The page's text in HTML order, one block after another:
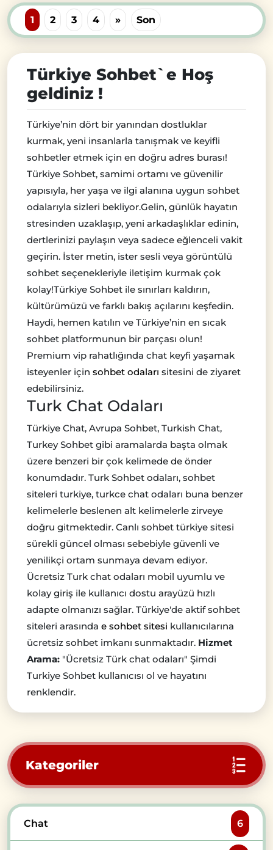
1 2 3 4 » Son
Türkiye Sohbet`e Hoş
geldiniz !
Türkiye’nin dört bir yanından dostluklar
kurmak, yeni insanlarla tanışmak ve keyifli
sohbetler etmek için en doğru adres burası!
Türkiye Sohbet, samimi ortamı ve güvenilir
yapısıyla, her yaşa ve ilgi alanına uygun sohbet
odalarıyla sizleri bekliyor.Gelin, günlük hayatın
stresinden uzaklaşıp, yeni arkadaşlıklar edinin,
dertlerinizi paylaşın veya sadece eğlenceli vakit
geçirin. İster metin, ister sesli veya görüntülü
sohbet seçenekleriyle iletişim kurmak çok
kolay!Türkiye Sohbet ile sınırları kaldırın,
kültürümüzü ve farklı bakış açılarını keşfedin.
Haydi, hemen katılın ve Türkiye’nin en sıcak
sohbet platformunun bir parçası olun!
Premium vip rahatlığında chat keyfi yaşamak
isteyenler için sohbet odaları sitesini de ziyaret
edebilirsiniz.
Turk Chat Odaları
Türkiye Chat, Avrupa Sohbet, Turkish Chat,
Turkey Sohbet gibi aramalarda başta olmak
üzere benzeri bir çok kelimede de önder
konumdadır. Turk Sohbet odaları, sohbet
siteleri turkiye, turkce chat odaları buna benzer
kelimelerle beslenen alt kelimelerle zirveye
doğru gitmektedir. Canlı sohbet türkiye sitesi
sürekli güncel olması sebebiyle güvenli ve
yenilikçi ortam sunmaya devam ediyor.
Ücretsiz Turk chat odaları mobil uyumlu ve
kolay giriş ile kullanıcı dostu arayüzü hızlı
adapte olmanızı sağlar. Türkiye'de aktif sohbet
siteleri arasında e sohbet sitesi kullanıcılarına
ücretsiz sohbet imkanı sunmaktadır. Hizmet
Arama: "Ücretsiz Türk chat odaları" Şimdi
Turkiye Sohbet kullanıcısı ol ve hayatını
renklendir.
Kategoriler
Chat 6